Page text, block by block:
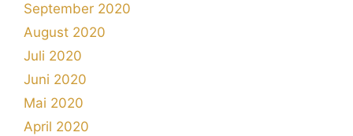
September 2020
August 2020
Juli 2020
Juni 2020
Mai 2020
April 2020